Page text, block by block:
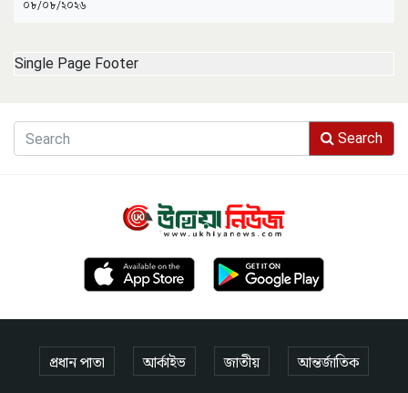
০৮/০৮/২০২৬
Single Page Footer
Search
প্রধান পাতা আর্কাইভ জাতীয় আন্তর্জাতিক